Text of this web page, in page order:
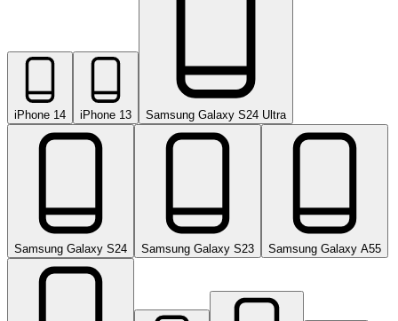
iPhone 14 iPhone 13 Samsung Galaxy S24 Ultra
Samsung Galaxy S24 Samsung Galaxy S23 Samsung Galaxy A55